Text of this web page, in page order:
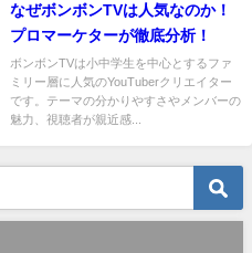
なぜボンボンTVは人気なのか！
プロマーケターが徹底分析！
ボンボンTVは小中学生を中心とするファ
ミリー層に人気のYouTuberクリエイター
です。テーマの分かりやすさやメンバーの
魅力、視聴者が親近感...